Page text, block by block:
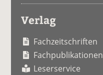
Verlag
Fachzeitschriften
Fachpublikationen
Leserservice